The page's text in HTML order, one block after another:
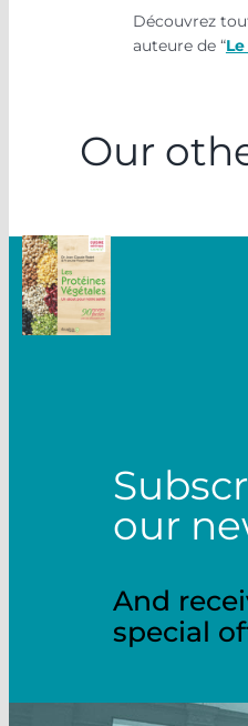
Découvrez
auteure de “
Our
our
And
special